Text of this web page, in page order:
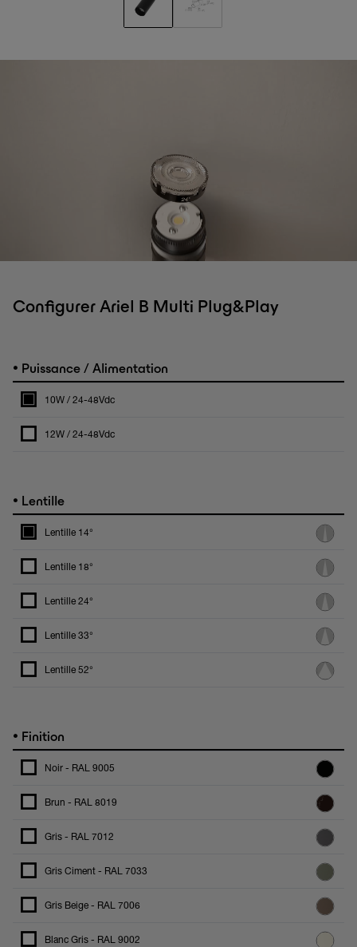
Configurer Ariel B Multi Plug&Play
• Puissance / Alimentation
10W / 24-48Vdc
12W / 24-48Vdc
• Lentille
Lentille 14°
Lentille 18°
Lentille 24°
Lentille 33°
Lentille 52°
• Finition
Noir - RAL 9005
Brun - RAL 8019
Gris - RAL 7012
Gris Ciment - RAL 7033
Gris Beige - RAL 7006
Blanc Gris - RAL 9002